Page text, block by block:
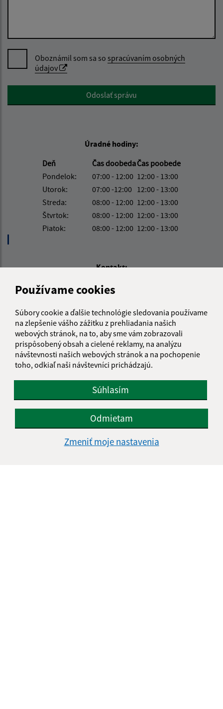
Používame cookies
Súbory cookie a ďalšie technológie sledovania používame
na zlepšenie vášho zážitku z prehliadania našich
webových stránok, na to, aby sme vám zobrazovali
prispôsobený obsah a cielené reklamy, na analýzu
návštevnosti našich webových stránok a na pochopenie
toho, odkiaľ naši návštevníci prichádzajú.
Súhlasím
Odmietam
Zmeniť moje nastavenia
Oboznámil som sa so spracúvaním osobných
údajov
Google reCaptcha ResponseOdoslať správu
Úradné hodiny:
Deň
Čas doobedaČas poobede
Pondelok:
07:00 - 12:00 12:00 - 13:00
Utorok:
07:00 -12:00 12:00 - 13:00
Streda:
08:00 - 12:00 12:00 - 13:00
Štvrtok:
08:00 - 12:00 12:00 - 13:00
Piatok:
08:00 - 12:00 12:00 - 13:00
Kontakt:
Obecný úrad Meliata
049 12 Gemerská Hôrka
info@meliata.sk
+421 58 7921 195
IČO: 00328502